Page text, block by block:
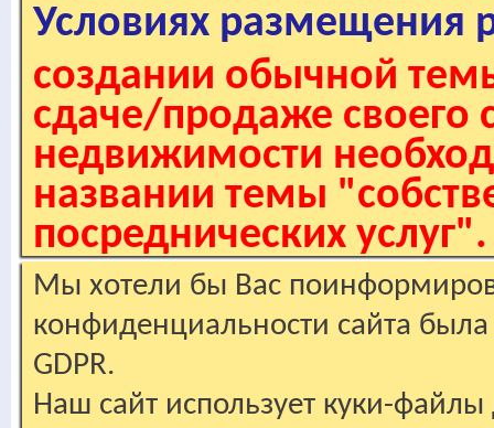
Условиях размещения
создании обычной
сдаче/продаже своего
недвижимости
названии темы
посреднических услуг".
Мы хотели бы Вас
конфиденциальности сайта
GDPR.
Наш сайт использует куки-файлы